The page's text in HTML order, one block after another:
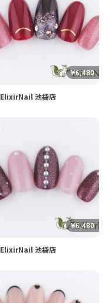
¥6,480
ElixirNail 池袋店
¥6,480
ElixirNail 池袋店